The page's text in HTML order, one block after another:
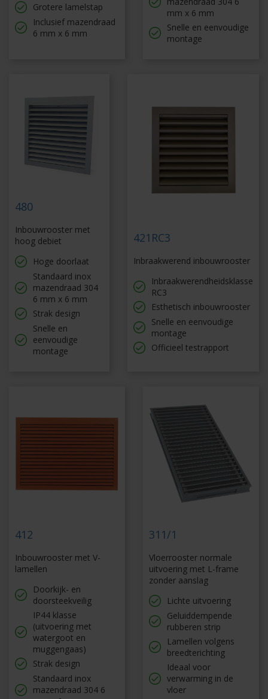
Grotere lamelstap
Inclusief mazendraad
6 mm x 6 mm
mm x 6 mm
Snelle en eenvoudige
montage
480
Inbouwrooster met
hoog debiet
Hoge doorlaat
Standaard inox
mazendraad 304
6 mm x 6 mm
Strak design
Snelle en
eenvoudige
montage
421RC3
Inbraakwerend inbouwrooster
Inbraakwerendheidsklasse
RC3
Esthetisch inbouwrooster
Snelle en eenvoudige
montage
Officieel testrapport
412
Inbouwrooster met V-
lamellen
Doorkijk- en
doorsteekveilig
IP44 klasse
(uitvoering met
watergoot en
muggengaas)
Strak design
Standaard inox
mazendraad 304 6
311/1
Vloerrooster normale
uitvoering met L-frame
zonder aanslag
Lichte uitvoering
Geluiddempende
rubberen strip
Lamellen volgens
breedterichting
Ideaal voor
verwarming in de
vloer